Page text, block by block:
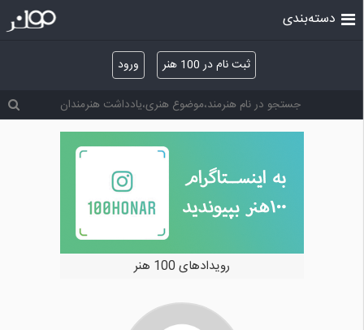
ثبت نام در 100 هنر ورود
دسته‌بندی
رویدادهای 100 هنر